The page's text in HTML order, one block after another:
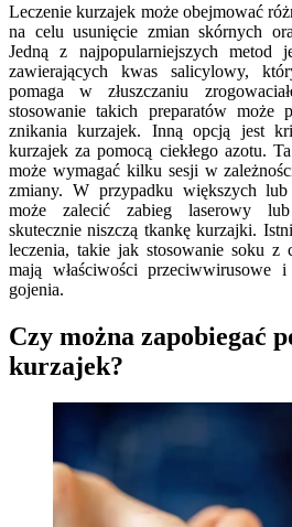
Leczenie kurzajek może obejmować
na celu usunięcie zmian skórnych
Jedną z najpopularniejszych metod
zawierających kwas salicylowy,
pomaga w złuszczaniu
stosowanie takich preparatów może
znikania kurzajek. Inną opcją jest
kurzajek za pomocą ciekłego azotu.
może wymagać kilku sesji w
zmiany. W przypadku większych
może zalecić zabieg laserowy lub
skutecznie niszczą tkankę kurzajki.
leczenia, takie jak stosowanie soku z
mają właściwości przeciwwirusowe
gojenia.
Czy można zapobiegać
kurzajek?